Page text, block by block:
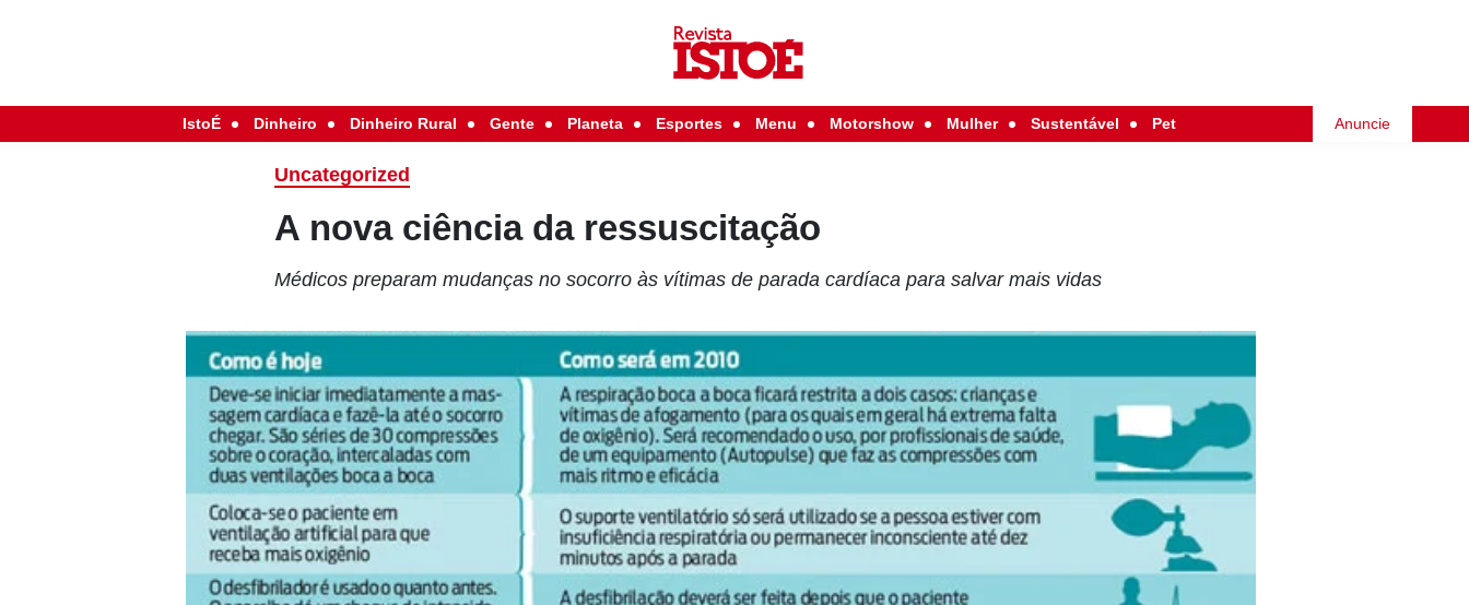
IstoÉ Dinheiro Dinheiro Rural Gente Planeta Esportes Menu Motorshow Mulher Sustentável Pet Anuncie
Uncategorized
A nova ciência da ressuscitação
Médicos preparam mudanças no socorro às vítimas de parada cardíaca para salvar mais vidas